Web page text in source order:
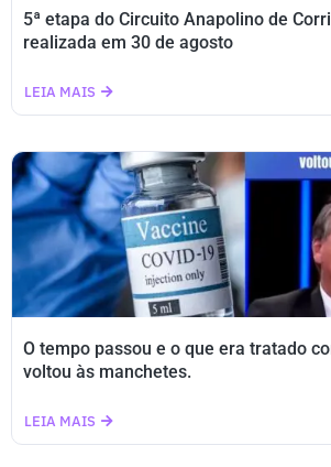
5ª etapa do Circuito Anapolino de
realizada em 30 de agosto
LEIA MAIS
O tempo passou e o que era tratado
voltou às manchetes.
LEIA MAIS